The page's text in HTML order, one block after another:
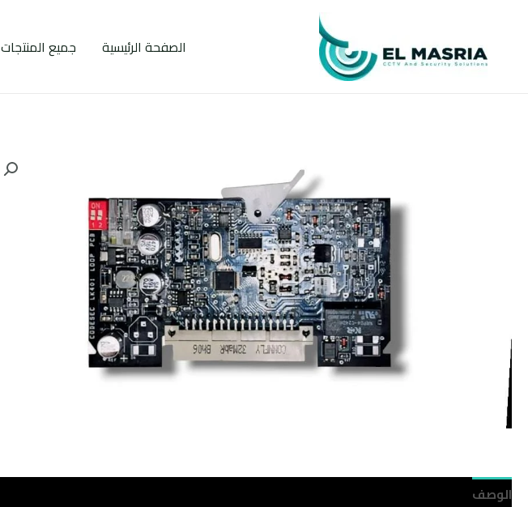
المحتوى
الصفحة الرئيسية جميع المنتجات
الوصف